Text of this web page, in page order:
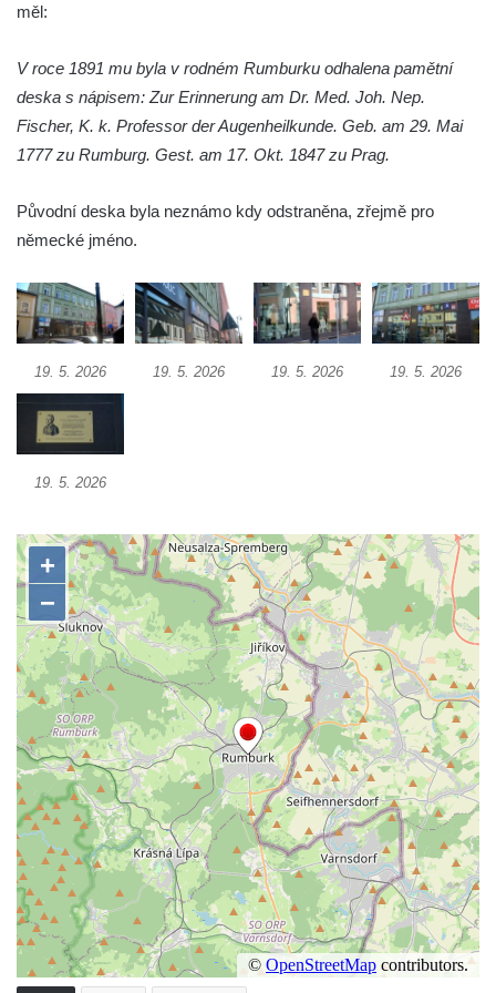
Socha svatého Jana Nepomuckého u
kostela svaté Rodiny v Českých
Budějovicích
Socha S tebou v parku na Senovážném
Socha Tornádo v parku na Senovážném
Sousoší Humanoidi na Lannově třídě v
Českých Budějovicích
Pomník Přemysla Otakara II. v parku Na
Sadech v Českých Budějovicích
Socha Mateřství v parku Na Sadech v
Památník Otokara Mokrého v parku Na
Sadech v Českých Budějovicích
Poslední dochovaný tramvajový sloup na
Pražské třídě v Českých Budějovicích
Socha Civilizovaní na Husově třídě v
Českých Budějovicích
Socha svatého Jana Nepomuckého Na
Sadech u Mlýnské stoky v Českých
Budějovicích
Socha svatého Václava u pramene v
Semilech
Sochy brouků u Mlýnské stoky v Českých
Budějovicích
Socha svatého Vincence Ferrerského na
nádvoří kláštera dominikánů v Českých
měl:
V roce 1891 mu byla v rodném Rumburku odhalena pamětní
deska s nápisem: Zur Erinnerung am Dr. Med. Joh. Nep.
Fischer, K. k. Professor der Augenheilkunde. Geb. am 29. Mai
1777 zu Rumburg. Gest. am 17. Okt. 1847 zu Prag.
Původní deska byla neznámo kdy odstraněna, zřejmě pro
německé jméno.
19. 5. 2026 19. 5. 2026 19. 5. 2026 19. 5. 2026
19. 5. 2026